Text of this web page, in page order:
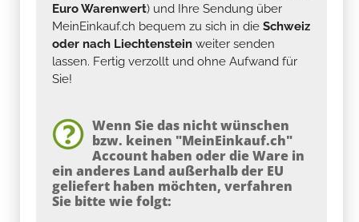
Euro Warenwert) und Ihre Sendung über
MeinEinkauf.ch bequem zu sich in die Schweiz
oder nach Liechtenstein weiter senden
lassen. Fertig verzollt und ohne Aufwand für
Sie!
Wenn Sie das nicht wünschen
bzw. keinen "MeinEinkauf.ch"
Account haben oder die Ware in
ein anderes Land außerhalb der EU
geliefert haben möchten, verfahren
Sie bitte wie folgt: